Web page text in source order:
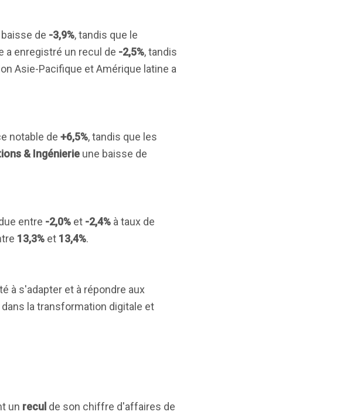
de -3,9%, tandis que le
a enregistré un recul de -2,5%, tandis
Asie-Pacifique et Amérique latine a
notable de +6,5%, tandis que les
& Ingénierie une baisse de
entre -2,0% et -2,4% à taux de
13,3% et 13,4%.
à s'adapter et à répondre aux
la transformation digitale et
un recul de son chiffre d'affaires de